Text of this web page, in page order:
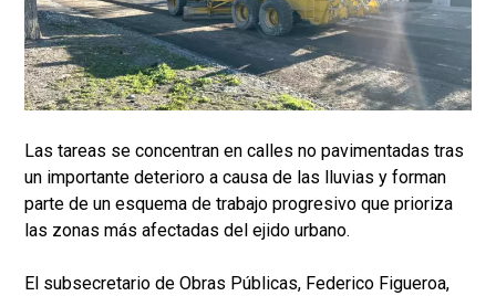
Las tareas se concentran en calles no pavimentadas tras
un importante deterioro a causa de las lluvias y forman
parte de un esquema de trabajo progresivo que prioriza
las zonas más afectadas del ejido urbano.
El subsecretario de Obras Públicas, Federico Figueroa,